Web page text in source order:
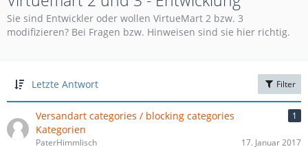
Sie sind Entwickler oder wollen VirtueMart 2 bzw. 3
modifizieren? Bei Fragen bzw. Hinweisen sind sie hier richtig.
Letzte Antwort Filter
Versandart categories / blocking categories
Kategorien
1
PaterHimmlisch 17. Januar 2017